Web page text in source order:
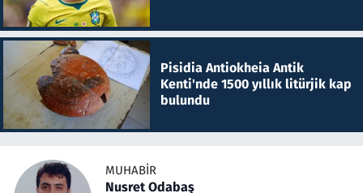
Pisidia Antiokheia Antik
Kenti'nde 1500 yıllık litürjik kap
bulundu
MUHABIR
Nusret Odabaş